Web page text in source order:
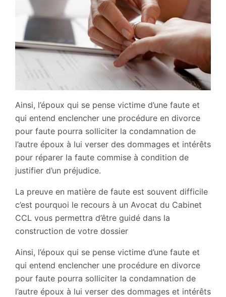
Ainsi, l’époux qui se pense victime d’une faute et
qui entend enclencher une procédure en divorce
pour faute pourra solliciter la condamnation de
l’autre époux à lui verser des dommages et intérêts
pour réparer la faute commise à condition de
justifier d’un préjudice.
La preuve en matière de faute est souvent difficile
c’est pourquoi le recours à un Avocat du Cabinet
CCL vous permettra d’être guidé dans la
construction de votre dossier
Ainsi, l’époux qui se pense victime d’une faute et
qui entend enclencher une procédure en divorce
pour faute pourra solliciter la condamnation de
l’autre époux à lui verser des dommages et intérêts